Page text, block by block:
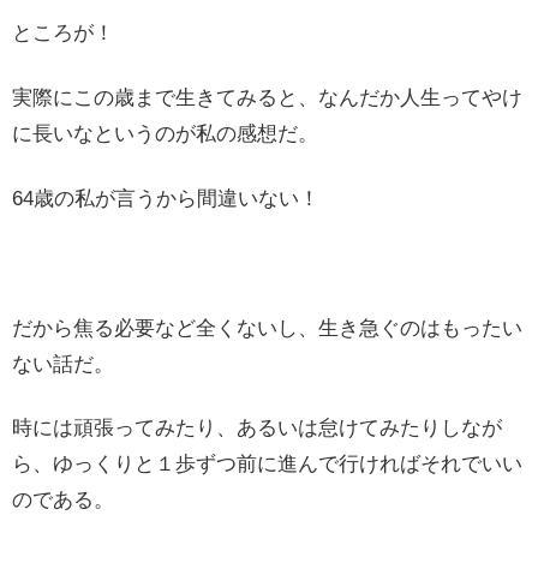
ところが！
実際にこの歳まで生きてみると、なんだか人生ってやけ
に長いなというのが私の感想だ。
64歳の私が言うから間違いない！
だから焦る必要など全くないし、生き急ぐのはもったい
ない話だ。
時には頑張ってみたり、あるいは怠けてみたりしなが
ら、ゆっくりと１歩ずつ前に進んで行ければそれでいい
のである。